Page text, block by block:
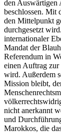
den Auswärtigen
beschlossen. Mit
den Mittelpunkt
durchgesetzt
internationaler
Mandat der
Referendum in
einen Auftrag zur
wird. Außerdem
Mission bleibt,
nicht anerkannt
und
Marokkos, die